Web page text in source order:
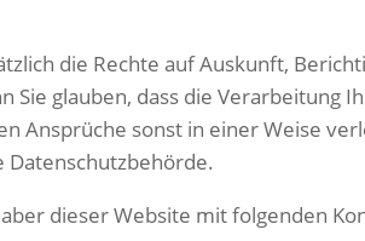
die Rechte auf Auskunft,
Sie glauben, dass die
Ansprüche sonst in einer Weise
Datenschutzbehörde.
dieser Website mit folgenden